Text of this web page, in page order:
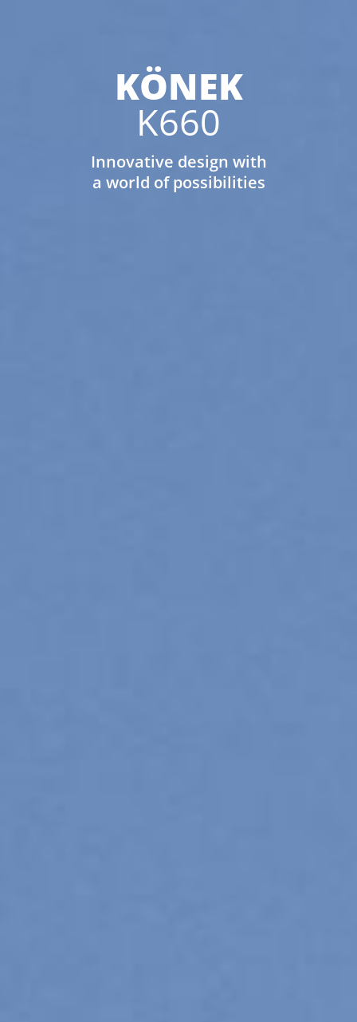
KÖNEK
K660
Innovative design with
a world of possibilities